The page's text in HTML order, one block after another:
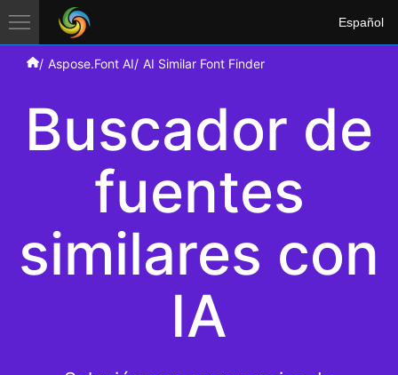
Español
Aspose.Font AI AI Similar Font Finder
Buscador de
fuentes
similares con
IA